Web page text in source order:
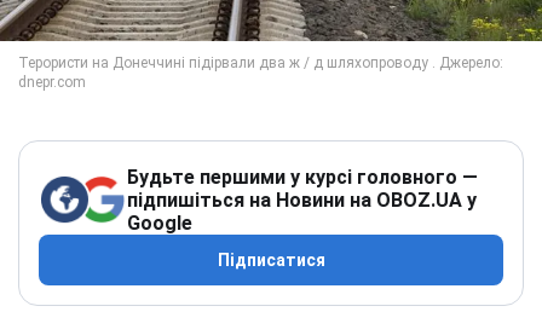
Будьте першими у курсі головного —
підпишіться на Новини на OBOZ.UA у
Google
Підписатися